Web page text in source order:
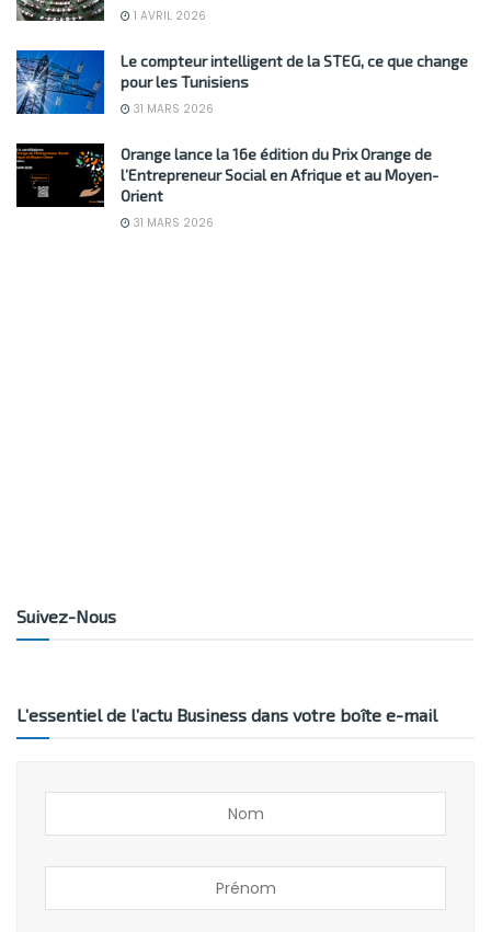
1 AVRIL 2026
Le compteur intelligent de la STEG, ce que change
pour les Tunisiens
31 MARS 2026
Orange lance la 16e édition du Prix Orange de
l’Entrepreneur Social en Afrique et au Moyen-
Orient
31 MARS 2026
Suivez-Nous
L’essentiel de l’actu Business dans votre boîte e-mail